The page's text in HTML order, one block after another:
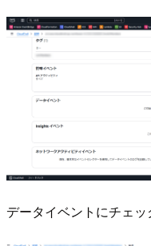
データイベントにチェッ